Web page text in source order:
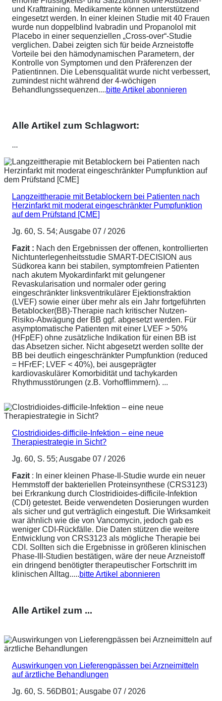
und Krafttraining. Medikamente können unterstützend
eingesetzt werden. In einer kleinen Studie mit 40 Frauen
wurde nun doppelblind Ivabradin und Propanolol mit
Placebo in einer sequenziellen „Cross-over“-Studie
verglichen. Dabei zeigten sich für beide Arzneistoffe
Vorteile bei den hämodynamischen Parametern, der
Kontrolle von Symptomen und den Präferenzen der
Patientinnen. Die Lebensqualität wurde nicht verbessert,
zumindest nicht während der 4-wöchigen
Behandlungssequenzen....bitte Artikel abonnieren
Alle Artikel zum Schlagwort:
...
Langzeittherapie mit Betablockern bei Patienten nach
Herzinfarkt mit moderat eingeschränkter Pumpfunktion
auf dem Prüfstand [CME]
Jg. 60, S. 54; Ausgabe 07 / 2026
Fazit : Nach den Ergebnissen der offenen, kontrollierten
Nichtunterlegenheitsstudie SMART-DECISION aus
Südkorea kann bei stabilen, symptomfreien Patienten
nach akutem Myokardinfarkt mit gelungener
Revaskularisation und normaler oder gering
eingeschränkter linksventrikulärer Ejektionsfraktion
(LVEF) sowie einer über mehr als ein Jahr fortgeführten
Betablocker(BB)-Therapie nach kritischer Nutzen-
Risiko-Abwägung der BB ggf. abgesetzt werden. Für
asymptomatische Patienten mit einer LVEF > 50%
(HFpEF) ohne zusätzliche Indikation für einen BB ist
das Absetzen sicher. Nicht abgesetzt werden sollte der
BB bei deutlich eingeschränkter Pumpfunktion (reduced
= HFrEF; LVEF < 40%), bei ausgeprägter
kardiovaskulärer Komorbidität und tachykarden
Rhythmusstörungen (z.B. Vorhofflimmern). ...
Clostridioides-difficile-Infektion – eine neue
Therapiestrategie in Sicht?
Jg. 60, S. 55; Ausgabe 07 / 2026
Fazit : In einer kleinen Phase-II-Studie wurde ein neuer
Hemmstoff der bakteriellen Proteinsynthese (CRS3123)
bei Erkrankung durch Clostridioides-difficile-Infektion
(CDI) getestet. Beide verwendeten Dosierungen wurden
als sicher und gut verträglich eingestuft. Die Wirksamkeit
war ähnlich wie die von Vancomycin, jedoch gab es
weniger CDI-Rückfälle. Die Daten stützen die weitere
Entwicklung von CRS3123 als mögliche Therapie bei
CDI. Sollten sich die Ergebnisse in größeren klinischen
Phase-III-Studien bestätigen, wäre der neue Arzneistoff
ein dringend benötigter therapeutischer Fortschritt im
klinischen Alltag.....bitte Artikel abonnieren
Alle Artikel zum ...
Auswirkungen von Lieferengpässen bei Arzneimitteln
auf ärztliche Behandlungen
Jg. 60, S. 56DB01; Ausgabe 07 / 2026